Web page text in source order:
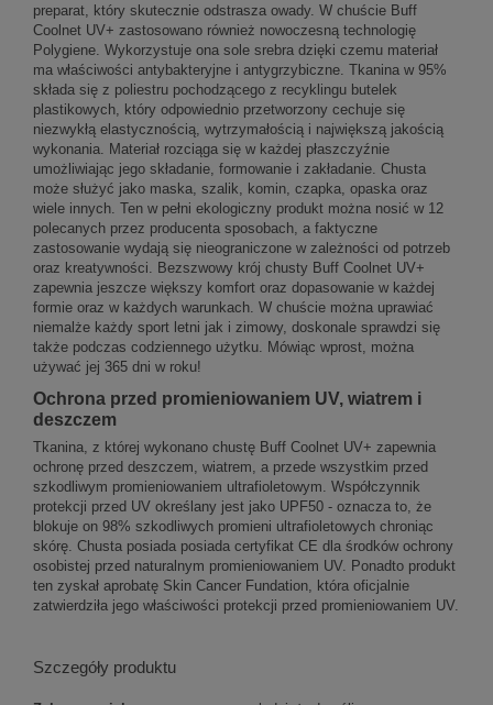
preparat, który skutecznie odstrasza owady. W chuście Buff
Coolnet UV+ zastosowano również nowoczesną technologię
Polygiene. Wykorzystuje ona sole srebra dzięki czemu materiał
ma właściwości antybakteryjne i antygrzybiczne. Tkanina w 95%
składa się z poliestru pochodzącego z recyklingu butelek
plastikowych, który odpowiednio przetworzony cechuje się
niezwykłą elastycznością, wytrzymałością i największą jakością
wykonania. Materiał rozciąga się w każdej płaszczyźnie
umożliwiając jego składanie, formowanie i zakładanie. Chusta
może służyć jako maska, szalik, komin, czapka, opaska oraz
wiele innych. Ten w pełni ekologiczny produkt można nosić w 12
polecanych przez producenta sposobach, a faktyczne
zastosowanie wydają się nieograniczone w zależności od potrzeb
oraz kreatywności. Bezszwowy krój chusty Buff Coolnet UV+
zapewnia jeszcze większy komfort oraz dopasowanie w każdej
formie oraz w każdych warunkach. W chuście można uprawiać
niemalże każdy sport letni jak i zimowy, doskonale sprawdzi się
także podczas codziennego użytku. Mówiąc wprost, można
używać jej 365 dni w roku!
Ochrona przed promieniowaniem UV, wiatrem i
deszczem
Tkanina, z której wykonano chustę Buff Coolnet UV+ zapewnia
ochronę przed deszczem, wiatrem, a przede wszystkim przed
szkodliwym promieniowaniem ultrafioletowym. Współczynnik
protekcji przed UV określany jest jako UPF50 - oznacza to, że
blokuje on 98% szkodliwych promieni ultrafioletowych chroniąc
skórę. Chusta posiada posiada certyfikat CE dla środków ochrony
osobistej przed naturalnym promieniowaniem UV. Ponadto produkt
ten zyskał aprobatę Skin Cancer Fundation, która oficjalnie
zatwierdziła jego właściwości protekcji przed promieniowaniem UV.
Szczegóły produktu